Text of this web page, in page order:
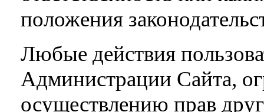
положения
Любые действия
Администрации Сайта,
осуществлению прав